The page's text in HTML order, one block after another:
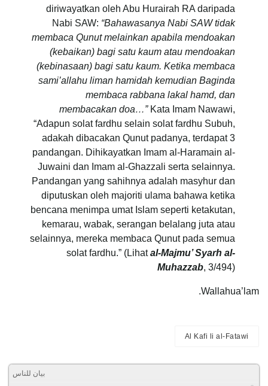
diriwayatkan oleh Abu Hurairah RA daripada
Nabi SAW: “Bahawasanya Nabi SAW tidak
membaca Qunut melainkan apabila mendoakan
(kebaikan) bagi satu kaum atau mendoakan
(kebinasaan) bagi satu kaum. Ketika membaca
sami’allahu liman hamidah kemudian Baginda
membaca rabbana lakal hamd, dan
membacakan doa…”Kata Imam Nawawi,
“Adapun solat fardhu selain solat fardhu Subuh,
adakah dibacakan Qunut padanya, terdapat 3
pandangan. Dihikayatkan Imam al-Haramain al-
Juwaini dan Imam al-Ghazzali serta selainnya.
Pandangan yang sahihnya adalah masyhur dan
diputuskan oleh majoriti ulama bahawa ketika
bencana menimpa umat Islam seperti ketakutan,
kemarau, wabak, serangan belalang juta atau
selainnya, mereka membaca Qunut pada semua
solat fardhu.” (Lihatal-Majmu’ Syarh al-
Muhazzab, 3/494)
Wallahua’lam.
Al Kafi li al-Fatawi
بيان للناس